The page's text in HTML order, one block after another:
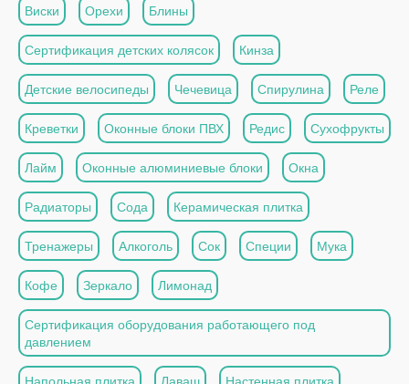
Виски Орехи Блины
Сертификация детских колясок Кинза
Детские велосипеды Чечевица Спирулина Реле
Креветки Оконные блоки ПВХ Редис Сухофрукты
Лайм Оконные алюминиевые блоки Окна
Радиаторы Сода Керамическая плитка
Тренажеры Алкоголь Сок Специи Мука
Кофе Зеркало Лимонад
Сертификация оборудования работающего под
давлением